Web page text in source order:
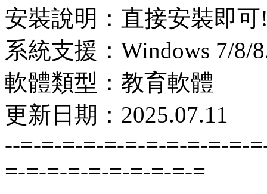
安裝說明：直接安裝即可
系統支援：Windows 7/8/
軟體類型：教育軟體
更新日期：2025.07.11
--=-=-=-=-=-=-=-=-=-=-=-
=-=-=-=-=-=-=-=-=-=